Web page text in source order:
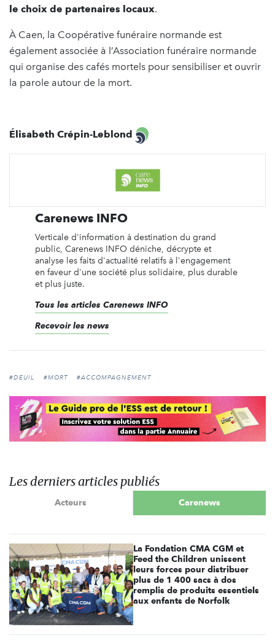
le choix de partenaires locaux.
À Caen, la Coopérative funéraire normande est
également associée à l’Association funéraire normande
qui organise des cafés mortels pour sensibiliser et ouvrir
la parole autour de la mort.
Élisabeth Crépin-Leblond
Carenews INFO
Verticale d'information à destination du grand
public, Carenews INFO déniche, décrypte et
analyse les faits d'actualité relatifs à l'engagement
en faveur d'une société plus solidaire, plus durable
et plus juste.
Tous les articles Carenews INFO
Recevoir les news
#DEUIL #MORT #ACCOMPAGNEMENT
Les derniers articles publiés
Acteurs Carenews
La Fondation CMA CGM et
Feed the Children unissent
leurs forces pour distribuer
plus de 1 400 sacs à dos
remplis de produits essentiels
aux enfants de Norfolk